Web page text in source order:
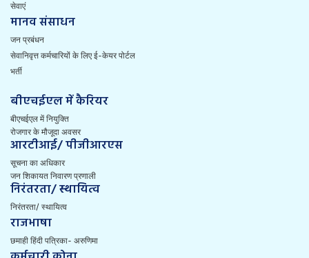
सेवाएं
मानव संसाधन
जन प्रबंधन
सेवानिवृत्त कर्मचारियों के लिए ई-केयर पोर्टल
भर्ती
बीएचईएल में कैरियर
बीएचईएल में नियुक्ति
रोजगार के मौजूदा अवसर
आरटीआई/ पीजीआरएस
सूचना का अधिकार
जन शिकायत निवारण प्रणाली
निरंतरता/ स्थायित्व
निरंतरता/ स्थायित्व
राजभाषा
छमाही हिंदी पत्रिका- अरुणिमा